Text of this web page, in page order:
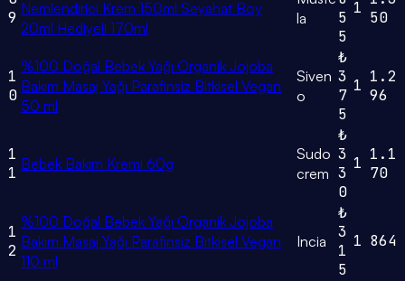
9 Nemlendirici Krem 150ml Seyahat Boy
20ml Hediyeli 170ml
la
5
5
1
50
1
0
%100 Doğal Bebek Yağı Organik Jojoba
Bakım Masaj Yağı Parafinsiz Bitkisel Vegan
50 ml
Siven
o
₺
3
7
5
1 1.2
96
1
1 Bebek Bakım Kremi 60g
Sudo
crem
₺
3
3
0
1 1.1
70
1
2
%100 Doğal Bebek Yağı Organik Jojoba
Bakım Masaj Yağı Parafinsiz Bitkisel Vegan
110 ml
Incia
₺
3
1
5
1 864